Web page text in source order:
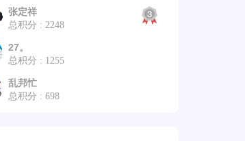
张定祥
总积分 : 2248
27。
总积分 : 1255
乱邦忙
总积分 : 698